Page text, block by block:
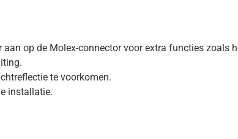
op de Molex-connector voor extra functies zoals
te voorkomen.
installatie.